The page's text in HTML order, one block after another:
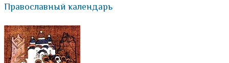
Православный календарь